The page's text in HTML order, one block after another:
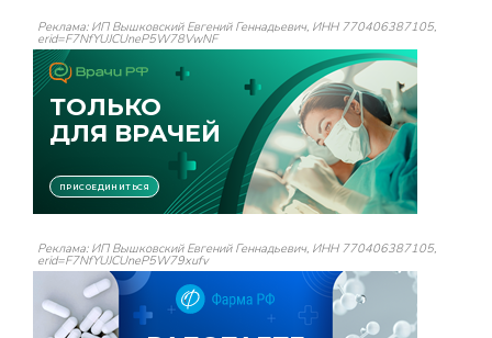
Реклама: ИП Вышковский Евгений Геннадьевич, ИНН 770406387105,
erid=F7NfYUJCUneP5W78VwNF
Реклама: ИП Вышковский Евгений Геннадьевич, ИНН 770406387105,
erid=F7NfYUJCUneP5W79xufv